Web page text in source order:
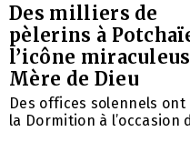
Des milliers de
pèlerins à
l’icône
Mère de Dieu
Des offices solennels ont
la Dormition à l’occasion